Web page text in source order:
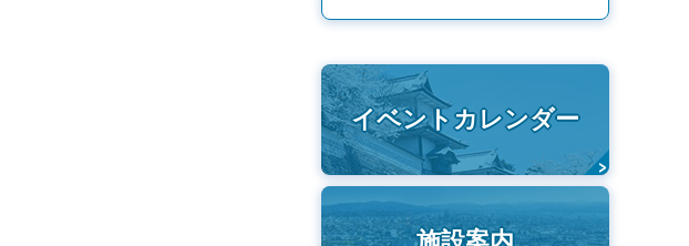
イベントカレンダー